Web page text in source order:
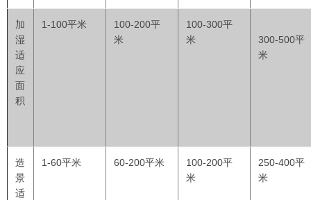
加
湿
适
应
面
积
1-100平米
100-200平
米
100-300平
米
300-500平
米
造
景
适
1-60平米 60-200平米
100-200平
米
250-400平
米